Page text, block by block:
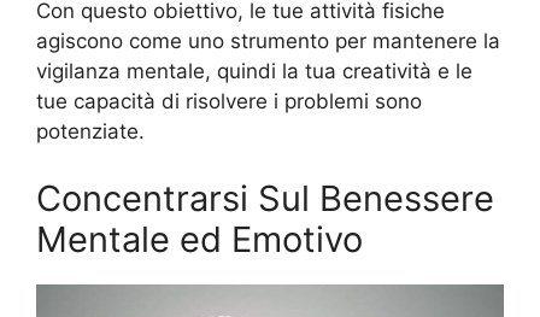
Con questo obiettivo, le tue attività fisiche
agiscono come uno strumento per mantenere la
vigilanza mentale, quindi la tua creatività e le
tue capacità di risolvere i problemi sono
potenziate.
Concentrarsi Sul Benessere
Mentale ed Emotivo